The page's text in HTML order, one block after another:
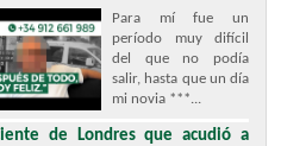
Para mí fue un
período muy difícil
del que no podía
salir, hasta que un día
mi novia ***...
de Londres que acudió a